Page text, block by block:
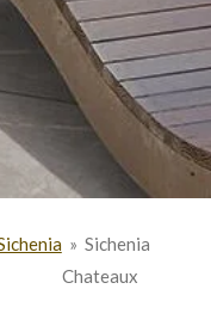
» Sichenia
Chateaux